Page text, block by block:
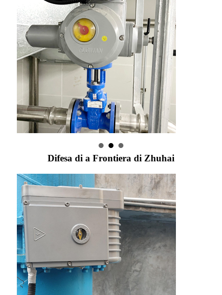
Difesa di a Frontiera di Zhuhai